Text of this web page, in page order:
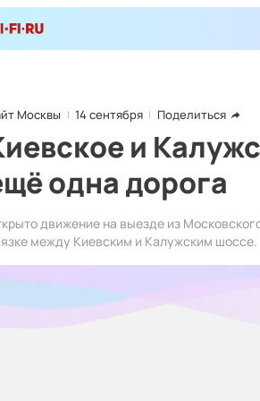
Москвы 14 сентября Поделиться
и
одна дорога
движение на выезде из
между Киевским и Калужским шоссе.